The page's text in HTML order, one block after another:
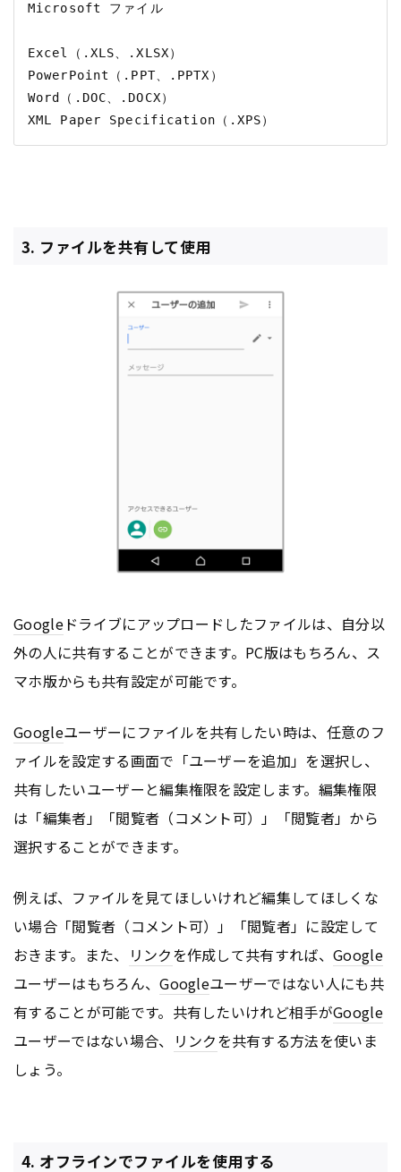
Microsoft ファイル
Excel（.XLS、.XLSX）
PowerPoint（.PPT、.PPTX）
Word（.DOC、.DOCX）
3. ファイルを共有して使用
Googleドライブにアップロードしたファイルは、自分以
外の人に共有することができます。PC版はもちろん、ス
マホ版からも共有設定が可能です。
Googleユーザーにファイルを共有したい時は、任意のフ
ァイルを設定する画面で「ユーザーを追加」を選択し、
共有したいユーザーと編集権限を設定します。編集権限
は「編集者」「閲覧者（コメント可）」「閲覧者」から
選択することができます。
例えば、ファイルを見てほしいけれど編集してほしくな
い場合「閲覧者（コメント可）」「閲覧者」に設定して
おきます。また、 リンクを作成して共有すれば、Google
ユーザーはもちろん、Googleユーザーではない人にも共
有することが可能です。共有したいけれど相手がGoogle
ユーザーではない場合、 リンクを共有する方法を使いま
しょう。
4. オフラインでファイルを使用する